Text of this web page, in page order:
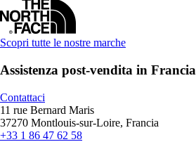
Scopri tutte le nostre marche
Assistenza post-vendita in Francia
Contattaci
11 rue Bernard Maris
37270 Montlouis-sur-Loire, Francia
+33 1 86 47 62 58